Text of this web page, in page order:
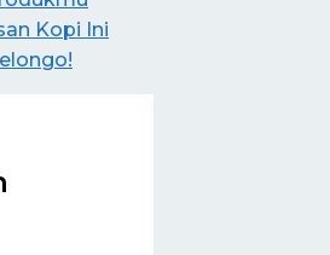
Kopi Ini